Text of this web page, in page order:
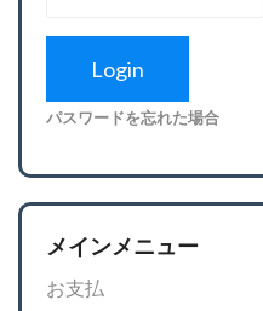
パスワードを忘れた場合
メインメニュー
お支払